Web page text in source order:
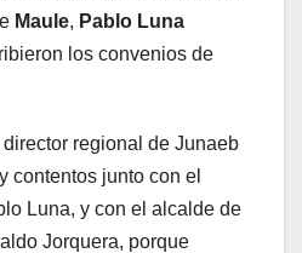
Maule, Pablo Luna
los convenios de
regional de Junaeb
contentos junto con el
Luna, y con el alcalde de
Jorquera, porque